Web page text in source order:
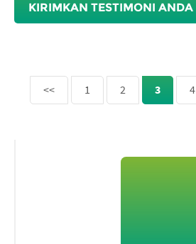
KIRIMKAN TESTIMONI ANDA
<< 1 2 3 4